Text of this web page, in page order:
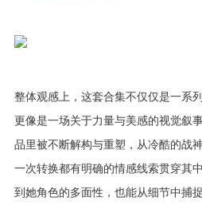
整体观感上，这套合集不仅仅是一系
更像是一场关于力量与美感的视觉叙
品里被不断解构与重塑，从冷酷的战
一次转换都有明确的情感线索贯穿其
到她角色的多面性，也能从细节中捕